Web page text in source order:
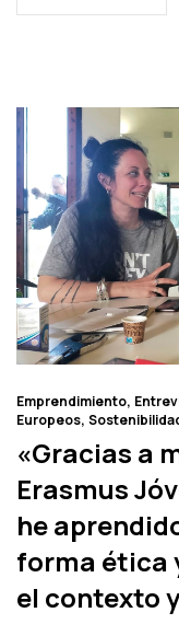
Emprendimiento
Europeos
«Gracias a
Erasmus
he
forma ética
el contexto